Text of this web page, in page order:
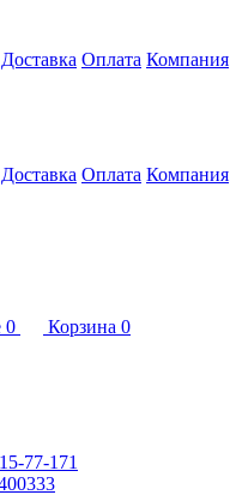
Доставка Оплата Компания
Доставка Оплата Компания
0 Корзина 0
77-171